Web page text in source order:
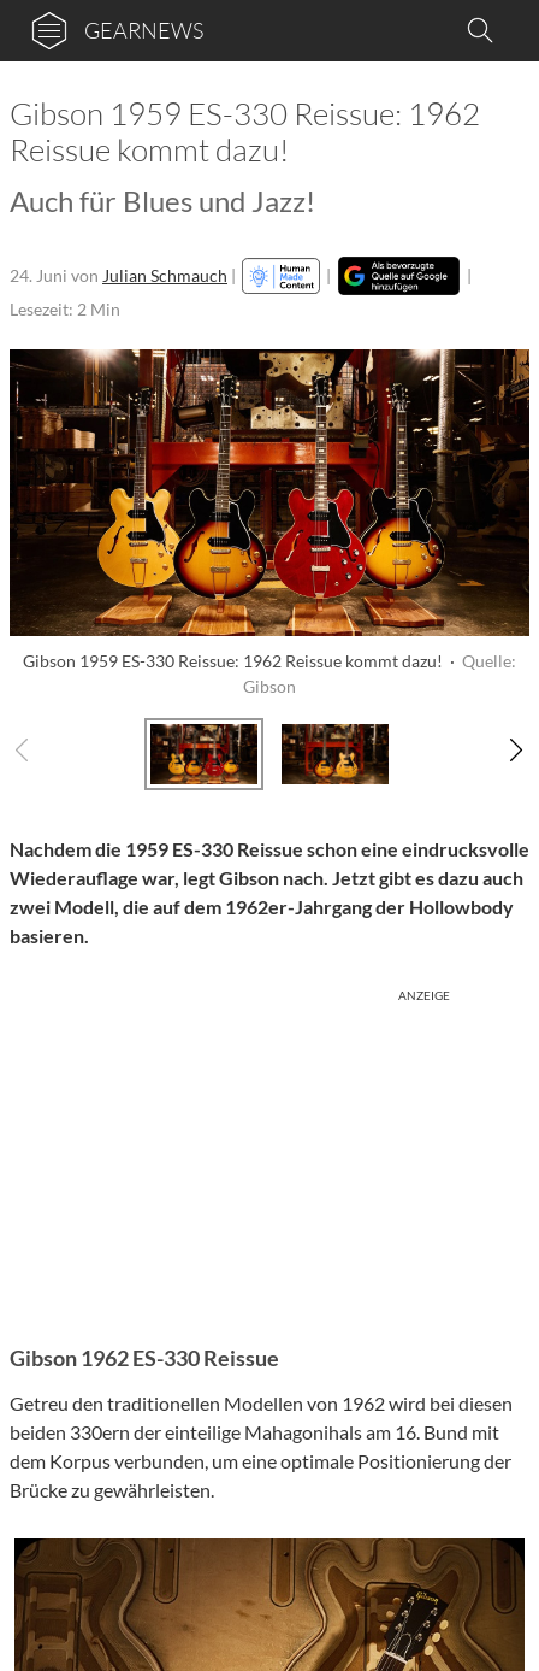
GEARNEWS
Gibson 1959 ES-330 Reissue: 1962
Reissue kommt dazu!
Auch für Blues und Jazz!
24. Juni von Julian Schmauch | |
|
Lesezeit: 2 Min
Gibson 1959 ES-330 Reissue: 1962 Reissue kommt dazu! · Quelle:
Gibson
Nachdem die 1959 ES-330 Reissue schon eine eindrucksvolle
Wiederauflage war, legt Gibson nach. Jetzt gibt es dazu auch
zwei Modell, die auf dem 1962er-Jahrgang der Hollowbody
basieren.
ANZEIGE
Gibson 1962 ES-330 Reissue
Getreu den traditionellen Modellen von 1962 wird bei diesen
beiden 330ern der einteilige Mahagonihals am 16. Bund mit
dem Korpus verbunden, um eine optimale Positionierung der
Brücke zu gewährleisten.